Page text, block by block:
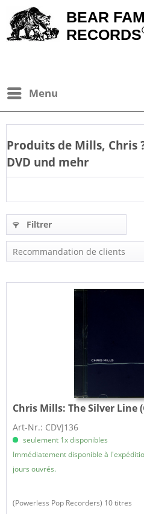
BEAR
RECORDS
Menu
Produits de Mills, Chris
DVD und mehr
Filtrer
Chris Mills: The Silver Line
Art-Nr.: CDVJ136
seulement 1x disponibles
Immédiatement disponible à
jours ouvrés.
(Powerless Pop Recorders) 10 titres